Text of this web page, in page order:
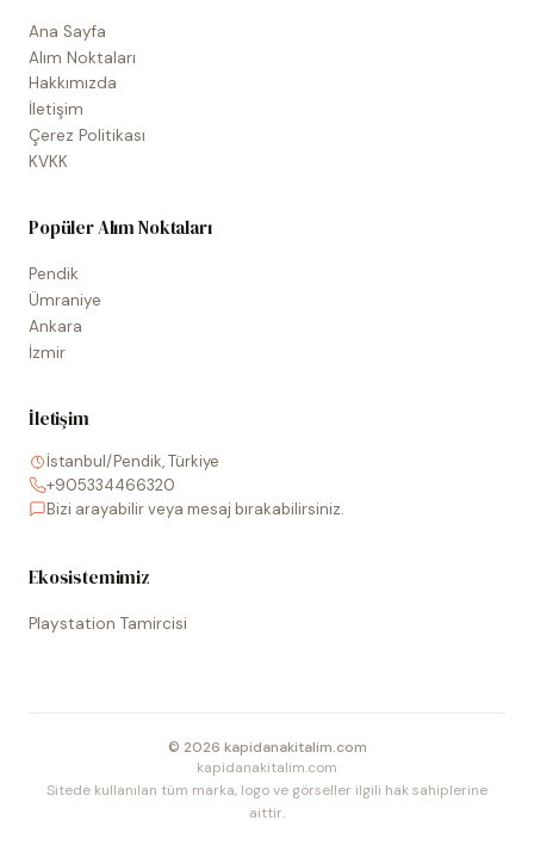
Ana Sayfa
Alım Noktaları
Hakkımızda
İletişim
Çerez Politikası
KVKK
Popüler Alım Noktaları
Pendik
Ümraniye
Ankara
İzmir
İletişim
İstanbul/Pendik, Türkiye
+905334466320
Bizi arayabilir veya mesaj bırakabilirsiniz.
Ekosistemimiz
Playstation Tamircisi
© 2026 kapidanakitalim.com
kapidanakitalim.com
Sitede kullanılan tüm marka, logo ve görseller ilgili hak sahiplerine
aittir.